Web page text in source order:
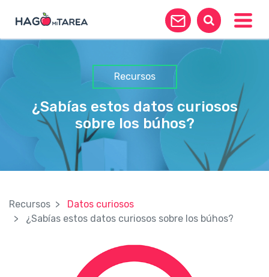
Recursos
¿Sabías estos datos curiosos
sobre los búhos?
Recursos
Datos curiosos
¿Sabías estos datos curiosos sobre los búhos?